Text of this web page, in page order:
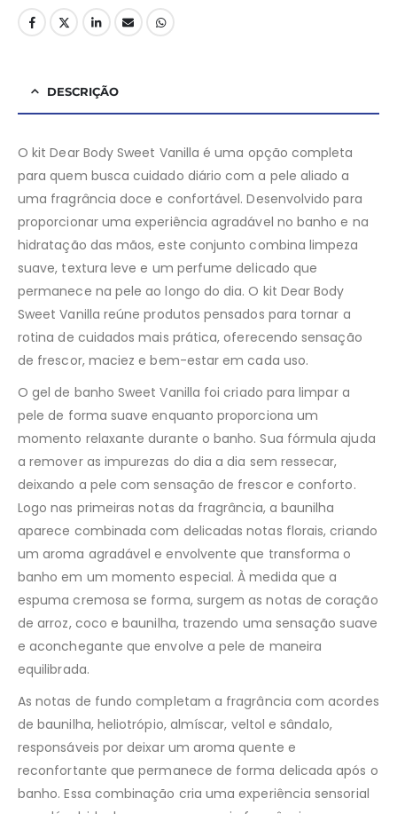
DESCRIÇÃO
O kit Dear Body Sweet Vanilla é uma opção completa
para quem busca cuidado diário com a pele aliado a
uma fragrância doce e confortável. Desenvolvido para
proporcionar uma experiência agradável no banho e na
hidratação das mãos, este conjunto combina limpeza
suave, textura leve e um perfume delicado que
permanece na pele ao longo do dia. O kit Dear Body
Sweet Vanilla reúne produtos pensados para tornar a
rotina de cuidados mais prática, oferecendo sensação
de frescor, maciez e bem-estar em cada uso.
O gel de banho Sweet Vanilla foi criado para limpar a
pele de forma suave enquanto proporciona um
momento relaxante durante o banho. Sua fórmula ajuda
a remover as impurezas do dia a dia sem ressecar,
deixando a pele com sensação de frescor e conforto.
Logo nas primeiras notas da fragrância, a baunilha
aparece combinada com delicadas notas florais, criando
um aroma agradável e envolvente que transforma o
banho em um momento especial. À medida que a
espuma cremosa se forma, surgem as notas de coração
de arroz, coco e baunilha, trazendo uma sensação suave
e aconchegante que envolve a pele de maneira
equilibrada.
As notas de fundo completam a fragrância com acordes
de baunilha, heliotrópio, almíscar, veltol e sândalo,
responsáveis por deixar um aroma quente e
reconfortante que permanece de forma delicada após o
banho. Essa combinação cria uma experiência sensorial